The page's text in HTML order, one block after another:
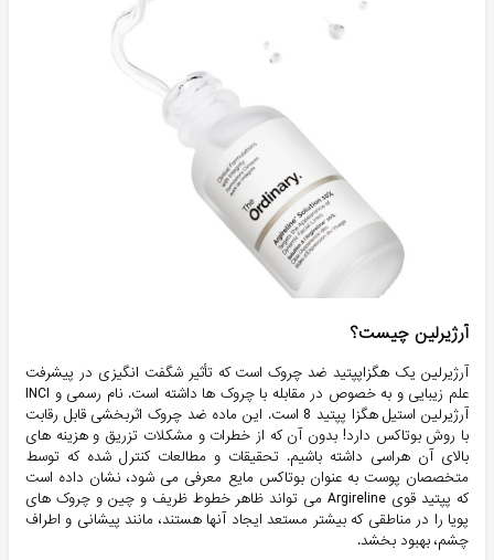
آرژیرلین چیست؟
آرژیرلین یک ھگزاپپتید ضد چروک است که تأثیر شگفت انگیزی در پیشرفت
علم زیبایی و به خصوص در مقابله با چروک ھا داشته است. نام رسمی و INCI
آرژیرلین استیل ھگزا پپتید 8 است. این ماده ضد چروک اثربخشی قابل رقابت
با روش بوتاکس دارد! بدون آن که از خطرات و مشکلات تزریق و ھزینه ھای
بالای آن ھراسی داشته باشیم. تحقیقات و مطالعات کنترل شده که توسط
متخصصان پوست به عنوان بوتاکس مایع معرفی می شود، نشان داده است
که پپتید قوی Argireline می تواند ظاهر خطوط ظریف و چین و چروک های
پویا را در مناطقی که بیشتر مستعد ایجاد آنها هستند، مانند پیشانی و اطراف
چشم، بهبود بخشد.